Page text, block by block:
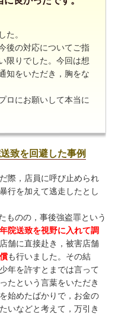
た。
後の対応についてご指
限りでした。今回は想
知をいただき，胸をな
ロにお願いして本当に
致を回避した事例
際，店員に呼び止められ
行を加えて逃走したとし
ものの，事後強盗罪という
院送致を視野に入れて調
舗に直接赴き，被害店舗
も行いました。その結
年を許すとまでは言って
たという言葉をいただき
始めたばかりで，お金の
いなどと考えて，万引き